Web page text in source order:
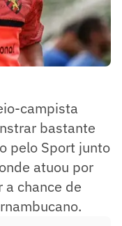
campista
bastante
pelo Sport junto
atuou por
a chance de